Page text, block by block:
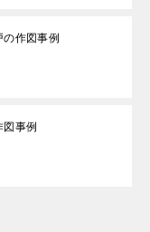
作図事例
事例